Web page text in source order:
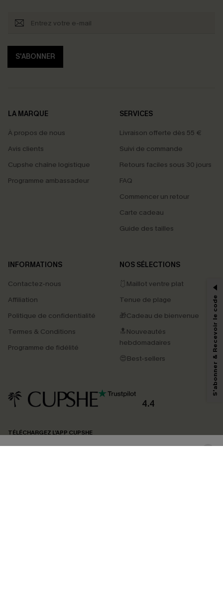
S'ABONNER
LA MARQUE
À propos de nous
Avis clients
Cupshe chaîne logistique
Programme ambassadeur
SERVICES
Livraison offerte dès 55 €
Suivi de commande
Retours faciles sous 30 jours
FAQ
Commencer un retour
Carte cadeau
Guide des tailles
INFORMATIONS
Contactez-nous
Affiliation
Politique de confidentialité
Termes & Conditions
Programme de fidélité
NOS SÉLECTIONS
🩱Maillot ventre plat
Tenue de plage
🎁Cadeau de bienvenue
🔝Nouveautés
hebdomadaires
😍Best-sellers
4.4
TÉLÉCHARGEZ L’APP CUPSHE
PROFITEZ DE -15%
-15% dès 2 Achetés par E-mail
En soumettant votre adresse e-mail, vous acceptez de recevoir des e-mails
marketing (y compris du contenu généré par l'IA) de Cupshe et
reconnaissez avoir pris connaissance de nos
pouvons utiliser les données collectées sur notre site ainsi que des
produits susceptibles de vous intéresser, conformément à notre
Politique de
confidentialité
. Vous pouvez vous désabonner à tout moment.
S'abonner & Recevoir le code